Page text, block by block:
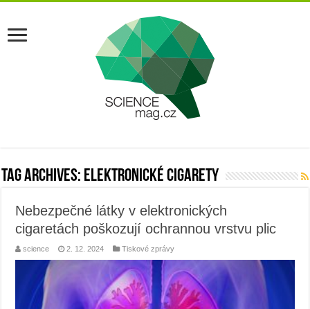
Tag Archives: elektronické cigarety
Nebezpečné látky v elektronických
cigaretách poškozují ochrannou vrstvu plic
science 2. 12. 2024 Tiskové zprávy